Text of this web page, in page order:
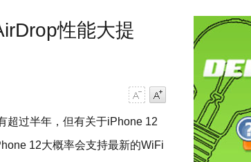
性能大提
超过半年，但有关于iPhone 12
12大概率会支持最新的WiFi